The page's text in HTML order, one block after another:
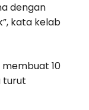
dengan
kata kelab
10
turut